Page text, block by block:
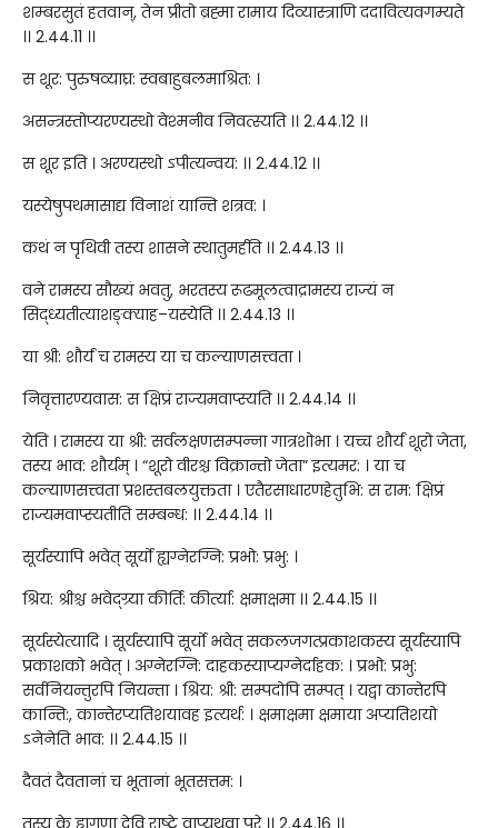
शम्बरसुतं हतवान्, तेन प्रीतो ब्रह्मा रामाय दिव्यास्त्राणि ददावित्यवगम्यते
।। 2.44.11 ।।
स शूर: पुरुषव्याघ्र: स्वबाहुबलमाश्रित: ।
असन्त्रस्तोप्यरण्यस्थो वेश्मनीव निवत्स्यति ।। 2.44.12 ।।
स शूर इति । अरण्यस्थो ऽपीत्यन्वय: ।। 2.44.12 ।।
यस्येषुपथमासाद्य विनाशं यान्ति शत्रव: ।
कथं न पृथिवी तस्य शासने स्थातुमर्हति ।। 2.44.13 ।।
वने रामस्य सौख्यं भवतु, भरतस्य रूढमूलत्वाद्रामस्य राज्यं न
सिद्ध्यतीत्याशङ्क्याह–यस्येति ।। 2.44.13 ।।
या श्री: शौर्यं च रामस्य या च कल्याणसत्त्वता ।
निवृत्तारण्यवास: स क्षिप्रं राज्यमवाप्स्यति ।। 2.44.14 ।।
येति । रामस्य या श्री: सर्वलक्षणसम्पन्ना गात्रशोभा । यच्च शौर्यं शूरो जेता,
तस्य भाव: शौर्यम् । “शूरो वीरश्च विक्रान्तो जेता” इत्यमर: । या च
कल्याणसत्त्वता प्रशस्तबलयुक्तता । एतैरसाधारणहेतुभि: स राम: क्षिप्रं
राज्यमवाप्स्यतीति सम्बन्ध: ।। 2.44.14 ।।
सूर्यस्यापि भवेत् सूर्यो ह्यग्नेरग्नि: प्रभो: प्रभु: ।
श्रिय: श्रीश्च भवेद्ग्र्या कीर्ति: कीर्त्या: क्षमाक्षमा ।। 2.44.15 ।।
सूर्यस्येत्यादि । सूर्यस्यापि सूर्यो भवेत् सकलजगत्प्रकाशकस्य सूर्यस्यापि
प्रकाशको भवेत् । अग्नेरग्नि: दाहकस्याप्यग्नेर्दाहक: । प्रभो: प्रभु:
सर्वनियन्तुरपि नियन्ता । श्रिय: श्री: सम्पदोपि सम्पत् । यद्वा कान्तेरपि
कान्ति:, कान्तेरप्यतिशयावह इत्यर्थ: । क्षमाक्षमा क्षमाया अप्यतिशयो
ऽनेनेति भाव: ।। 2.44.15 ।।
दैवतं दैवतानां च भूतानां भूतसत्तम: ।
तस्य के ह्यगुणा देवि राष्ट्रे वाप्यथवा पुरे ।। 2.44.16 ।।